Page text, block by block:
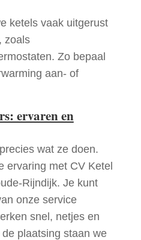
ketels vaak uitgerust
zoals
Zo bepaal
aan- of
ervaren en
wat ze doen.
ervaring met CV Ketel
Rijndijk. Je kunt
onze service
snel, netjes en
plaatsing staan we